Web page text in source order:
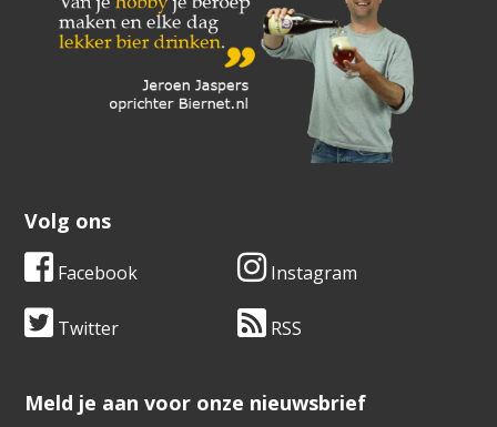
Volg ons
Facebook Instagram
Twitter RSS
​​​​​​​Meld je aan voor onze nieuwsbrief